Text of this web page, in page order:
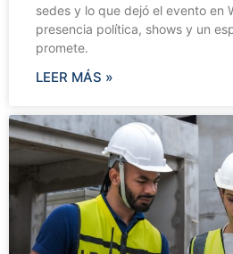
sedes y lo que dejó el evento en
presencia política, shows y un
promete.
LEER MÁS »